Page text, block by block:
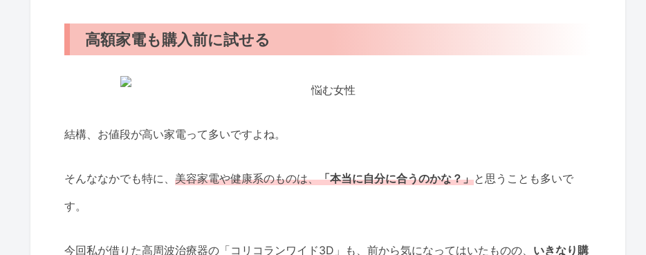
高額家電も購入前に試せる
結構、お値段が高い家電って多いですよね。
そんななかでも特に、 美容家電や健康系のものは、「本当に自分に合うのかな？」と思うことも多いで
す。
今回私が借りた高周波治療器の「コリコランワイド3D」も、前から気になってはいたものの、 いきなり購